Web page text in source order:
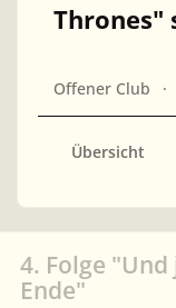
Thrones"
Offener Club
Übersicht
4. Folge
Ende"